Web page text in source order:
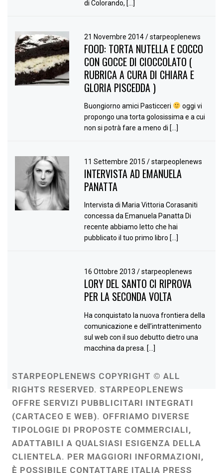
di Colorando, […]
21 Novembre 2014/ starpeoplenews
FOOD: TORTA NUTELLA E COCCO
CON GOCCE DI CIOCCOLATO (
RUBRICA A CURA DI CHIARA E
GLORIA PISCEDDA )
Buongiorno amici Pasticceri
oggi vi
propongo una torta golosissima e a cui
non si potrà fare a meno di […]
11 Settembre 2015/ starpeoplenews
INTERVISTA AD EMANUELA
PANATTA
Intervista di Maria Vittoria Corasaniti
concessa da Emanuela Panatta Di
recente abbiamo letto che hai
pubblicato il tuo primo libro […]
16 Ottobre 2013/ starpeoplenews
LORY DEL SANTO CI RIPROVA
PER LA SECONDA VOLTA
Ha conquistato la nuova frontiera della
comunicazione e dell’intrattenimento
sul web con il suo debutto dietro una
macchina da presa. […]
STARPEOPLENEWS COPYRIGHT © ALL
RIGHTS RESERVED. STARPEOPLENEWS
OFFRE SERVIZI PUBBLICITARI INTEGRATI
(CARTACEO E WEB). OFFRIAMO DIVERSE
TIPOLOGIE DI PROPOSTE COMMERCIALI,
ADATTABILI A QUALSIASI ESIGENZA DELLA
CLIENTELA. PER MAGGIORI INFORMAZIONI,
È POSSIBILE CONTATTARE ITALIA PRESS